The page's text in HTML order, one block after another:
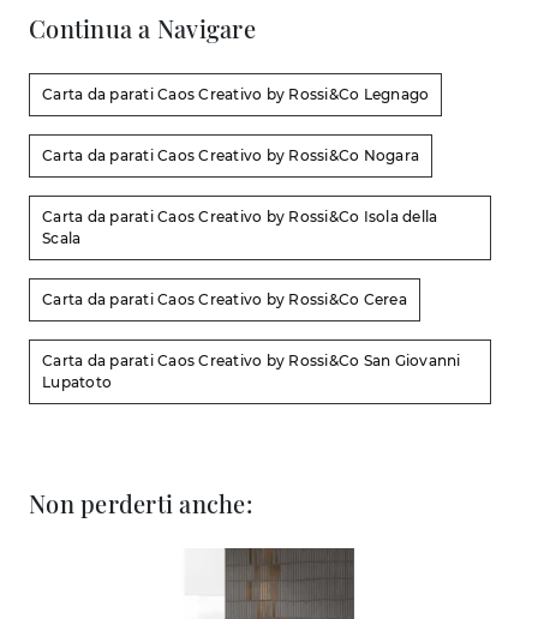
Continua a Navigare
Carta da parati Caos Creativo by Rossi&Co Legnago
Carta da parati Caos Creativo by Rossi&Co Nogara
Carta da parati Caos Creativo by Rossi&Co Isola della
Scala
Carta da parati Caos Creativo by Rossi&Co Cerea
Carta da parati Caos Creativo by Rossi&Co San Giovanni
Lupatoto
Non perderti anche: